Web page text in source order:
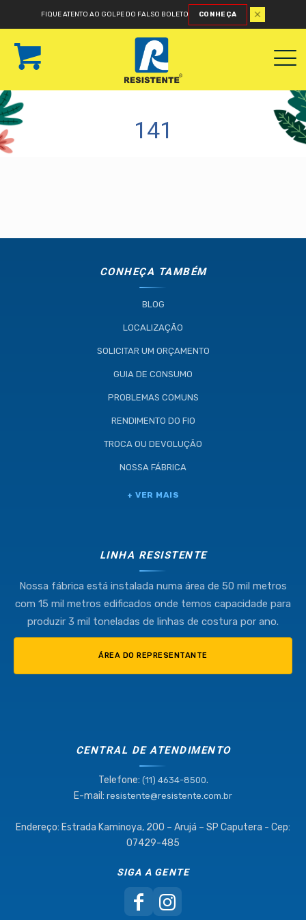
FIQUE ATENTO AO GOLPE DO FALSO BOLETO CONHEÇA
Industria e Comercio de Linhas
(11) 4634-8500
141
CONHEÇA TAMBÉM
BLOG
LOCALIZAÇÃO
SOLICITAR UM ORÇAMENTO
GUIA DE CONSUMO
PROBLEMAS COMUNS
RENDIMENTO DO FIO
TROCA OU DEVOLUÇÃO
NOSSA FÁBRICA
+ VER MAIS
LINHA RESISTENTE
Nossa fábrica está instalada numa área de 50 mil metros
com 15 mil metros edificados onde temos capacidade para
produzir 3 mil toneladas de linhas de costura por ano.
ÁREA DO REPRESENTANTE
CENTRAL DE ATENDIMENTO
Telefone: (11) 4634-8500.
E-mail: resistente@resistente.com.br
Endereço: Estrada Kaminoya, 200 – Arujá – SP Caputera - Cep:
07429-485
SIGA A GENTE